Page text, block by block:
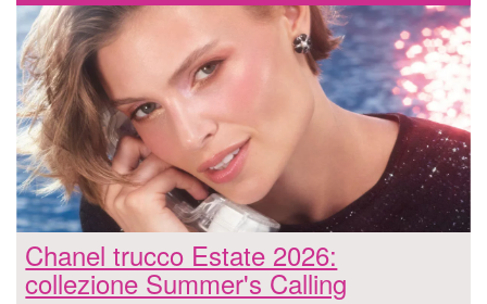
Chanel trucco Estate 2026:
collezione Summer's Calling